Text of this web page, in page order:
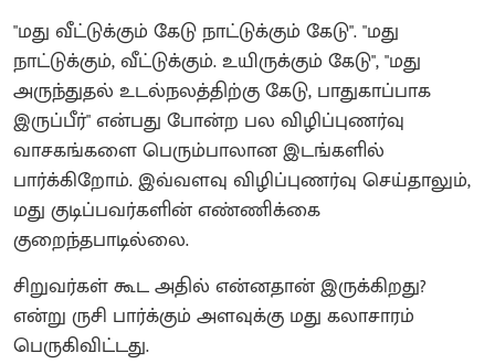
"மது வீட்டுக்கும் கேடு நாட்டுக்கும் கேடு". "மது
நாட்டுக்கும், வீட்டுக்கும். உயிருக்கும் கேடு", "மது
அருந்துதல் உடல்நலத்திற்கு கேடு, பாதுகாப்பாக
இருப்பீர்" என்பது போன்ற பல விழிப்புணர்வு
வாசகங்களை பெரும்பாலான இடங்களில்
பார்க்கிறோம். இவ்வளவு விழிப்புணர்வு செய்தாலும்,
மது குடிப்பவர்களின் எண்ணிக்கை
குறைந்தபாடில்லை.
சிறுவர்கள் கூட அதில் என்னதான் இருக்கிறது?
என்று ருசி பார்க்கும் அளவுக்கு மது கலாசாரம்
பெருகிவிட்டது.